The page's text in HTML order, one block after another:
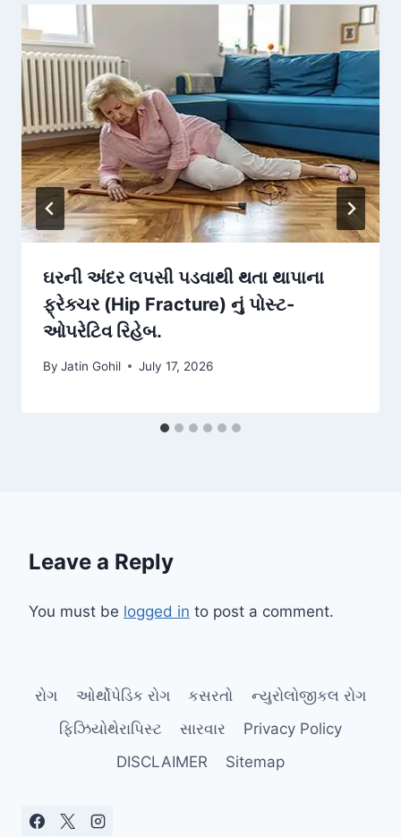
ઘરની અંદર લપસી પડવાથી થતા થાપાના
ફ્રેક્ચર (Hip Fracture) નું પોસ્ટ-
ઓપરેટિવ રિહેબ.
By Jatin Gohil July 17, 2026
Leave a Reply
You must be logged in to post a comment.
રોગ ઓર્થોપેડિક રોગ કસરતો
ન્યુરોલોજીકલ રોગ
ફિઝિયોથેરાપિસ્ટ
સારવાર
Privacy Policy
DISCLAIMER
Sitemap